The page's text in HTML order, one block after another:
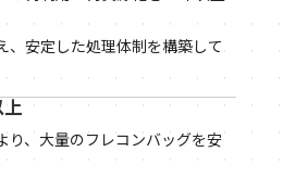
、安定した処理体制を構築して
り、大量のフレコンバッグを安